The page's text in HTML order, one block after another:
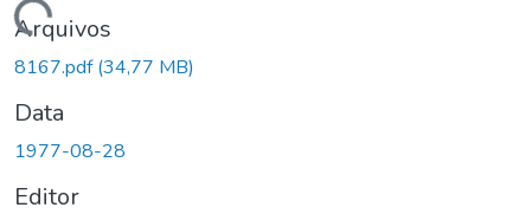
Carregando...
Arquivos
8167.pdf(34,77 MB)
Data
1977-08-28
Editor